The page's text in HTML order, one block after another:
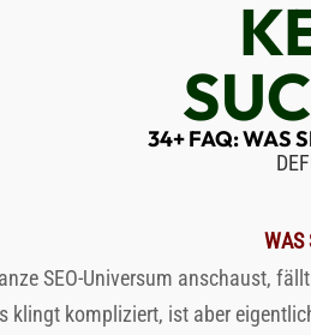
34+ FAQ: WAS
WAS
SEO-Universum anschaust,
klingt kompliziert, ist aber